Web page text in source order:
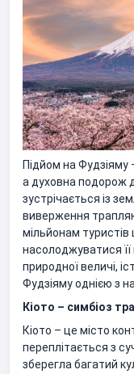
Підйом на Фудзіяму
а духовна подорож
зустрічається із
виверження
мільйонам
насолоджуватися
природної величі,
Фудзіяму однією з
Кіото – симбіоз
Кіото – це місто
переплітається з
зберегла багатий